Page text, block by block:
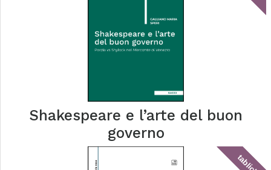
Shakespeare e l’arte del buon
governo
tablick